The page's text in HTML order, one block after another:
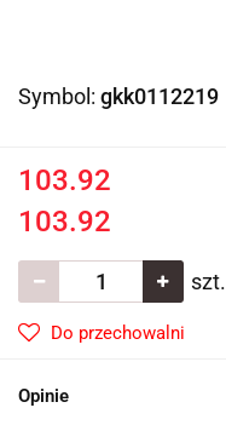
Symbol: gkk0112219
103.92
103.92
szt.
Do przechowalni
Opinie